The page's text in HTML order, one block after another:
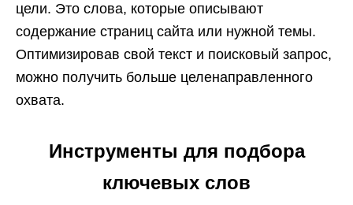
цели. Это слова, которые описывают
содержание страниц сайта или нужной темы.
Оптимизировав свой текст и поисковый запрос,
можно получить больше целенаправленного
охвата.
Инструменты для подбора
ключевых слов